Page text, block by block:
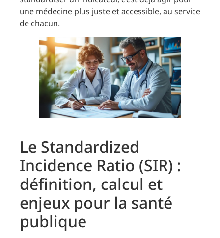
une médecine plus juste et accessible, au service
de chacun.
Le Standardized
Incidence Ratio (SIR) :
définition, calcul et
enjeux pour la santé
publique